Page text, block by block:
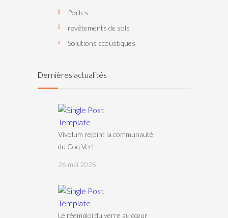
Portes
revêtements de sols
Solutions acoustiques
Dernières actualités
Vivolum rejoint la communauté
du Coq Vert
26 mai 2026
Le réemploi du verre au cœur